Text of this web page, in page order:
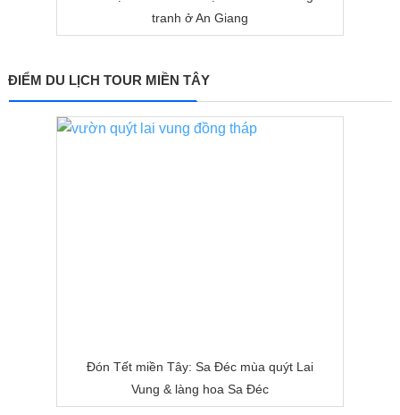
tranh ở An Giang
ĐIỂM DU LỊCH TOUR MIỀN TÂY
Đón Tết miền Tây: Sa Đéc mùa quýt Lai
Vung & làng hoa Sa Đéc